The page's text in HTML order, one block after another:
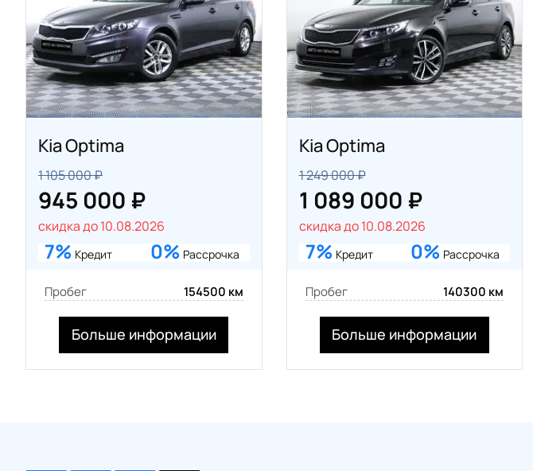
Kia Optima
1 105 000 ₽
945 000 ₽
скидка до 10.08.2026
7% Кредит 0% Рассрочка
Пробег 154500 км
Больше информации
Kia Optima
1 249 000 ₽
1 089 000 ₽
скидка до 10.08.2026
7% Кредит 0% Рассрочка
Пробег 140300 км
Больше информации